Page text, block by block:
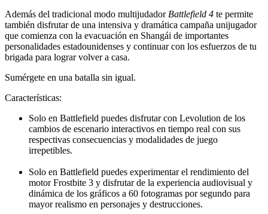
Además del tradicional modo multijudador Battlefield 4 te permite
también disfrutar de una intensiva y dramática campaña unijugador
que comienza con la evacuación en Shangái de importantes
personalidades estadounidenses y continuar con los esfuerzos de tu
brigada para lograr volver a casa.
Sumérgete en una batalla sin igual.
Características:
Solo en Battlefield puedes disfrutar con Levolution de los
cambios de escenario interactivos en tiempo real con sus
respectivas consecuencias y modalidades de juego
irrepetibles.
Solo en Battlefield puedes experimentar el rendimiento del
motor Frostbite 3 y disfrutar de la experiencia audiovisual y
dinámica de los gráficos a 60 fotogramas por segundo para
mayor realismo en personajes y destrucciones.